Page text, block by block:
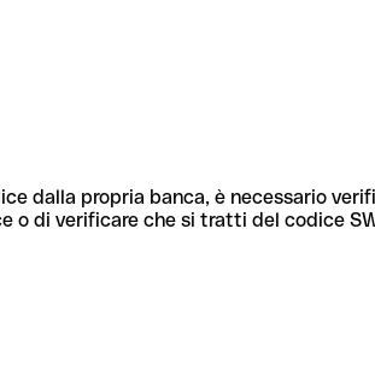
dalla propria banca, è necessario
o di verificare che si tratti del codice